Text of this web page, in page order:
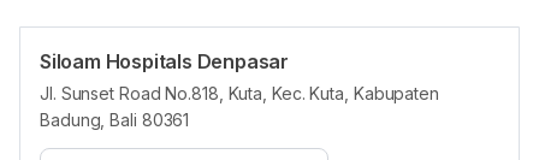
Siloam Hospitals Denpasar
Jl. Sunset Road No.818, Kuta, Kec. Kuta, Kabupaten
Badung, Bali 80361
Opening Hours
Jam Reguler